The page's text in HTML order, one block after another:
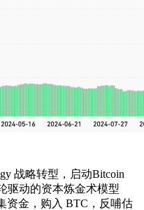
战略转型，启动Bitcoin
驱动的资本炼金术模型
金，购入 BTC，反哺估